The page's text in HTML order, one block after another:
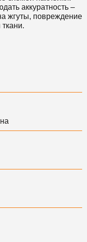
аккуратность –
жгуты, повреждение